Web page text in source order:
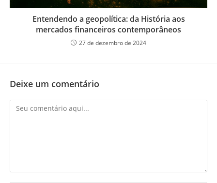
Entendendo a geopolítica: da História aos
mercados financeiros contemporâneos
27 de dezembro de 2024
Deixe um comentário